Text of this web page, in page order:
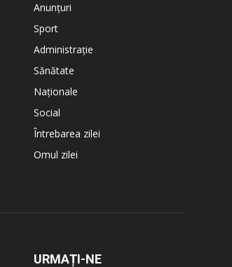
Anunțuri
Sport
Administrație
Sănătate
Naționale
Social
Întrebarea zilei
Omul zilei
URMAȚI-NE